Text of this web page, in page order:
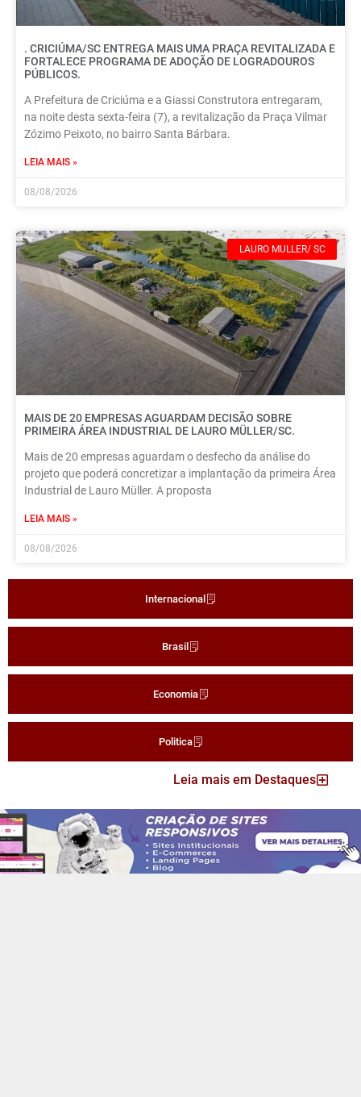
Internacional
Brasil
Economia
Politica
. CRICIÚMA/SC ENTREGA MAIS UMA PRAÇA REVITALIZADA E
FORTALECE PROGRAMA DE ADOÇÃO DE LOGRADOUROS
PÚBLICOS.
A Prefeitura de Criciúma e a Giassi Construtora entregaram,
na noite desta sexta-feira (7), a revitalização da Praça Vilmar
Zózimo Peixoto, no bairro Santa Bárbara.
LEIA MAIS »
08/08/2026
LAURO MULLER/ SC
MAIS DE 20 EMPRESAS AGUARDAM DECISÃO SOBRE
PRIMEIRA ÁREA INDUSTRIAL DE LAURO MÜLLER/SC.
Mais de 20 empresas aguardam o desfecho da análise do
projeto que poderá concretizar a implantação da primeira Área
Industrial de Lauro Müller. A proposta
LEIA MAIS »
08/08/2026
Leia mais em Destaques